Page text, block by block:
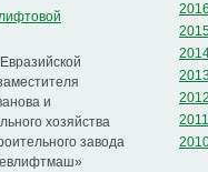
и
хозяйства
завода
2016
2013
2012
2011